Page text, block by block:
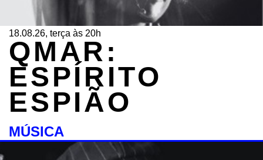
18.08.26, terça às 20h
QMAR:
ESPÍRITO
ESPIÃO
MÚSICA